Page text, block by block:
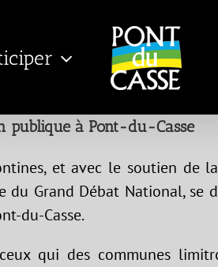
publique à Pont-du-Casse
et avec le soutien de
Grand Débat National, se
du-Casse.
qui des communes